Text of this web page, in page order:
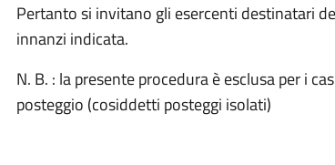
Pertanto si invitano gli esercenti destinatari
innanzi indicata.
N. B. : la presente procedura è esclusa per i
posteggio (cosiddetti posteggi isolati)